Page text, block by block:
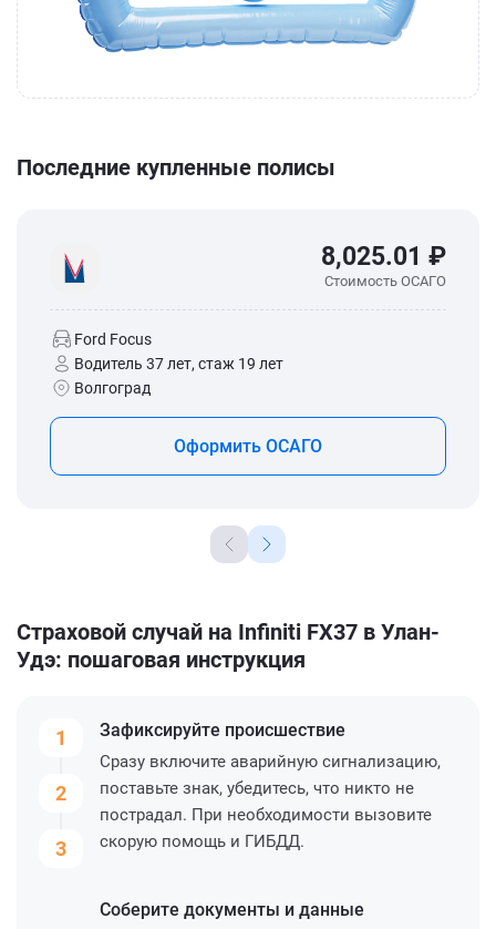
Последние купленные полисы
8,025.01 ₽
Стоимость ОСАГО
Ford Focus
Водитель 37 лет, стаж 19 лет
Волгоград
Оформить ОСАГО
Страховой случай на Infiniti FX37 в Улан-
Удэ: пошаговая инструкция
1
2
3
Зафиксируйте происшествие
Сразу включите аварийную сигнализацию,
поставьте знак, убедитесь, что никто не
пострадал. При необходимости вызовите
скорую помощь и ГИБДД.
Соберите документы и данные